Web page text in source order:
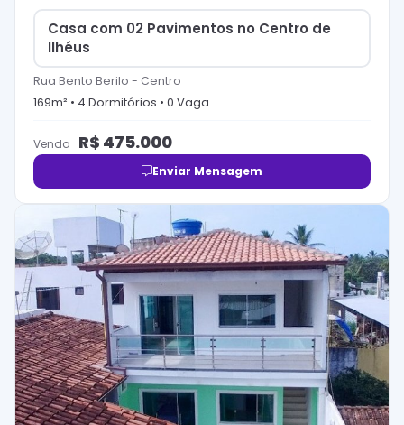
Casa com 02 Pavimentos no Centro de
Ilhéus
Rua Bento Berilo - Centro
169m² • 4 Dormitórios • 0 Vaga
Venda R$ 475.000
Enviar Mensagem